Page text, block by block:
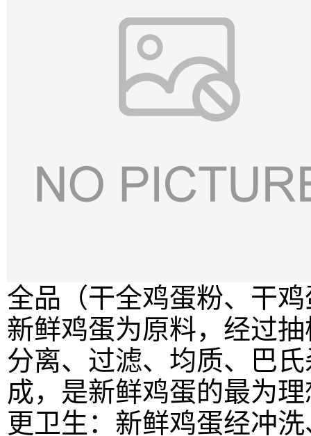
全品（干全鸡蛋粉、干
新鲜鸡蛋为原料，经过
分离、过滤、均质、巴
成，是新鲜鸡蛋的最为
更卫生：新鲜鸡蛋经冲